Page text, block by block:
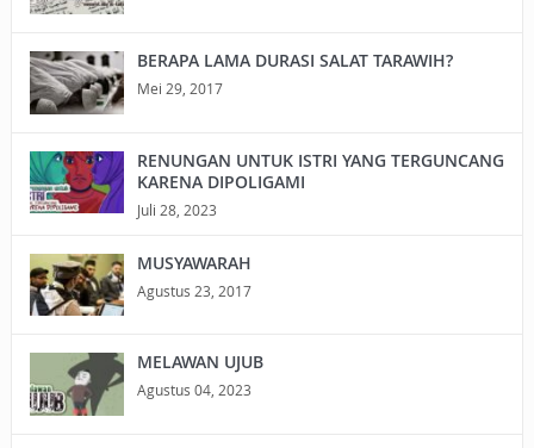
BERAPA LAMA DURASI SALAT TARAWIH?
Mei 29, 2017
RENUNGAN UNTUK ISTRI YANG TERGUNCANG
KARENA DIPOLIGAMI
Juli 28, 2023
MUSYAWARAH
Agustus 23, 2017
MELAWAN UJUB
Agustus 04, 2023